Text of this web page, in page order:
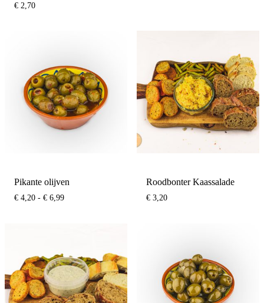
€ 2,70
Pikante olijven
€ 4,20 - € 6,99Prijsklasse:
Roodbonter Kaassalade
€ 3,20